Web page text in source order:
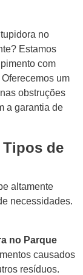
no
Estamos
com
um
obstruções
a garantia de
de
altamente
necessidades.
no Parque
causados
resíduos.